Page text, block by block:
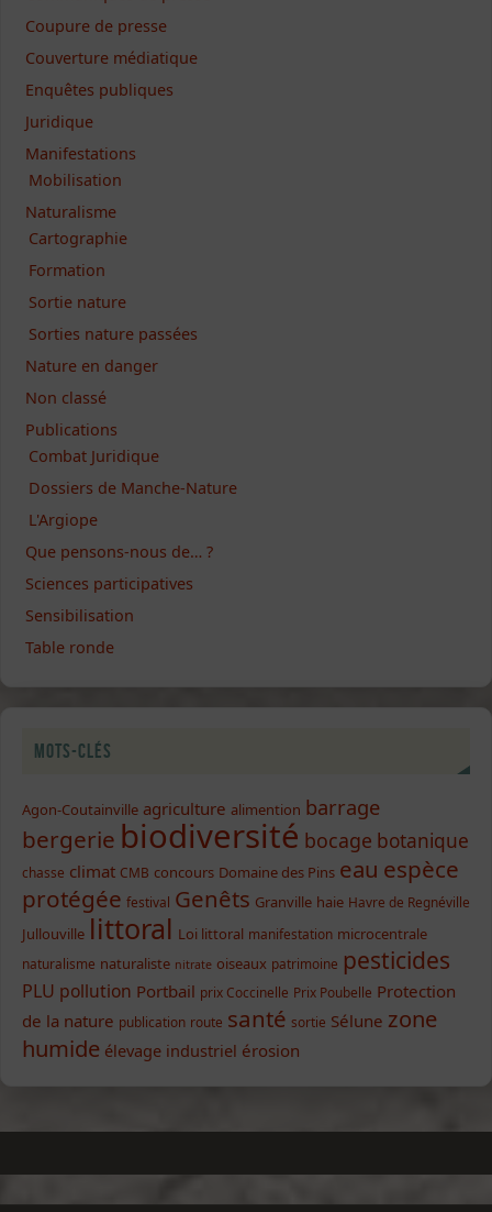
Coupure de presse
Couverture médiatique
Enquêtes publiques
Juridique
Manifestations
Mobilisation
Naturalisme
Cartographie
Formation
Sortie nature
Sorties nature passées
Nature en danger
Non classé
Publications
Combat Juridique
Dossiers de Manche-Nature
L'Argiope
Que pensons-nous de… ?
Sciences participatives
Sensibilisation
Table ronde
Mots-clés
Agon-Coutainville agriculture alimention barrage
bergerie biodiversité bocage botanique
chasse climat CMB concours Domaine des Pins eau espèce
protégée festival Genêts Granville haie Havre de Regnéville
Jullouville littoral Loi littoral manifestation microcentrale
naturalisme naturaliste nitrate oiseaux patrimoine pesticides
PLU pollution Portbail prix Coccinelle Prix Poubelle Protection
de la nature publication route santé sortie Sélune zone
humide élevage industriel érosion